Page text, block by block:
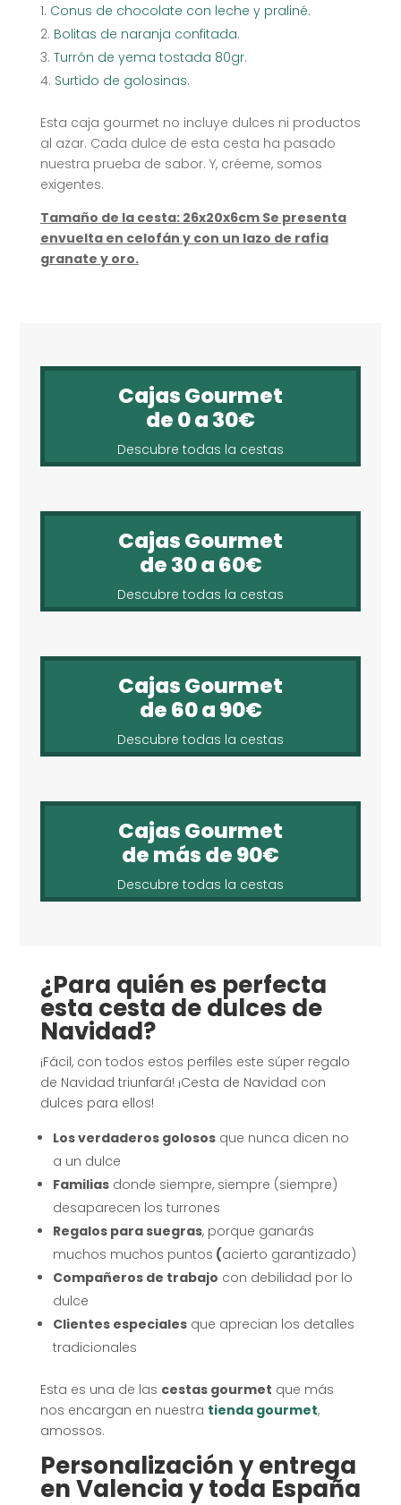
Conus de chocolate con leche y praliné.
Bolitas de naranja confitada.
Turrón de yema tostada 80gr.
Surtido de golosinas.
Esta caja gourmet no incluye dulces ni productos
al azar. Cada dulce de esta cesta ha pasado
nuestra prueba de sabor. Y, créeme, somos
exigentes.
Tamaño de la cesta: 26x20x6cm Se presenta
envuelta en celofán y con un lazo de rafia
granate y oro.
Cajas Gourmet
de 0 a 30€
Descubre todas la cestas
Cajas Gourmet
de 30 a 60€
Descubre todas la cestas
Cajas Gourmet
de 60 a 90€
Descubre todas la cestas
Cajas Gourmet
de más de 90€
Descubre todas la cestas
¿Para quién es perfecta
esta cesta de dulces de
Navidad?
¡Fácil, con todos estos perfiles este súper regalo
de Navidad triunfará! ¡Cesta de Navidad con
dulces para ellos!
Los verdaderos golososque nunca dicen no
a un dulce
Familiasdonde siempre, siempre (siempre)
desaparecen los turrones
Regalos para suegras, porque ganarás
muchos muchos puntos (acierto garantizado)
Compañeros de trabajo con debilidad por lo
dulce
Clientes especialesque aprecian los detalles
tradicionales
Esta es una de las cestas gourmet que más
nos encargan en nuestra tienda gourmet,
amossos.
Personalización y entrega
en Valencia y toda España